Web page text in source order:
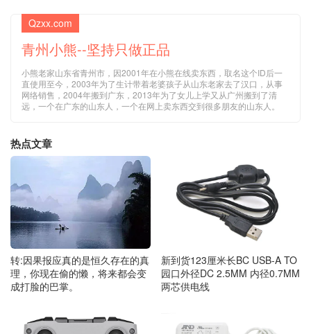
Qzxx.com
青州小熊--坚持只做正品
小熊老家山东省青州市，因2001年在小熊在线卖东西，取名这个ID后一
直使用至今，2003年为了生计带着老婆孩子从山东老家去了汉口，从事
网络销售，2004年搬到广东，2013年为了女儿上学又从广州搬到了清
远，一个在广东的山东人，一个在网上卖东西交到很多朋友的山东人。
热点文章
转:因果报应真的是恒久存在的真
理，你现在偷的懒，将来都会变
成打脸的巴掌。
新到货123厘米长BC USB-A TO
园口外径DC 2.5MM 内径0.7MM
两芯供电线